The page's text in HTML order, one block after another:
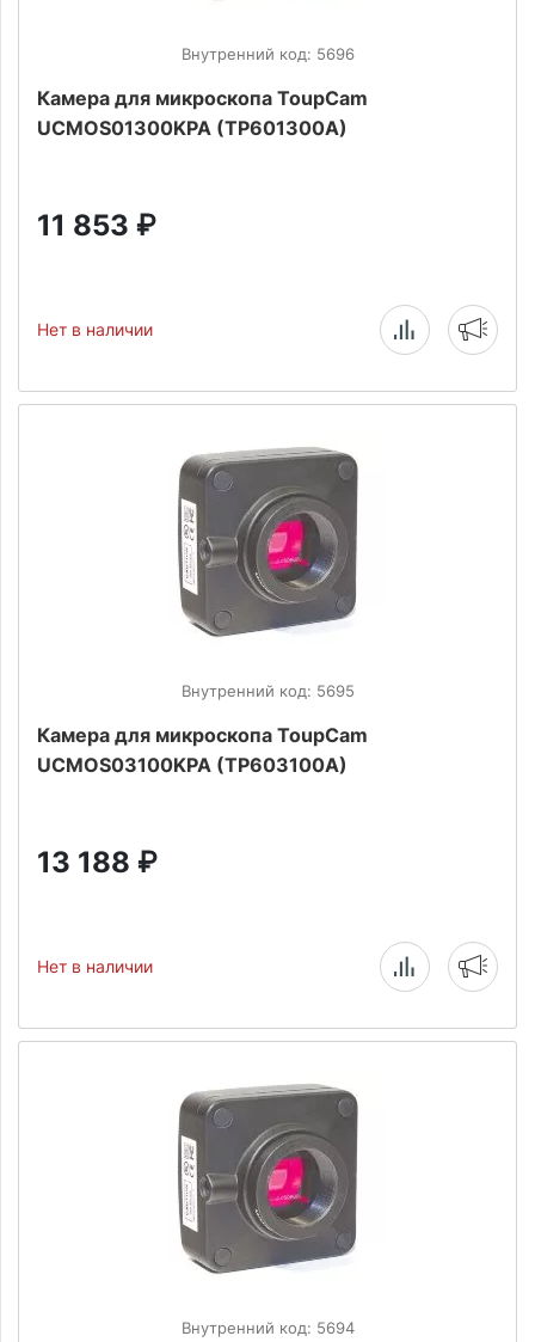
Внутренний код: 5696
Камера для микроскопа ToupCam
UCMOS01300KPA (TP601300A)
11 853 ₽
Нет в наличии
Внутренний код: 5695
Камера для микроскопа ToupCam
UCMOS03100KPA (TP603100A)
13 188 ₽
Нет в наличии
Внутренний код: 5694